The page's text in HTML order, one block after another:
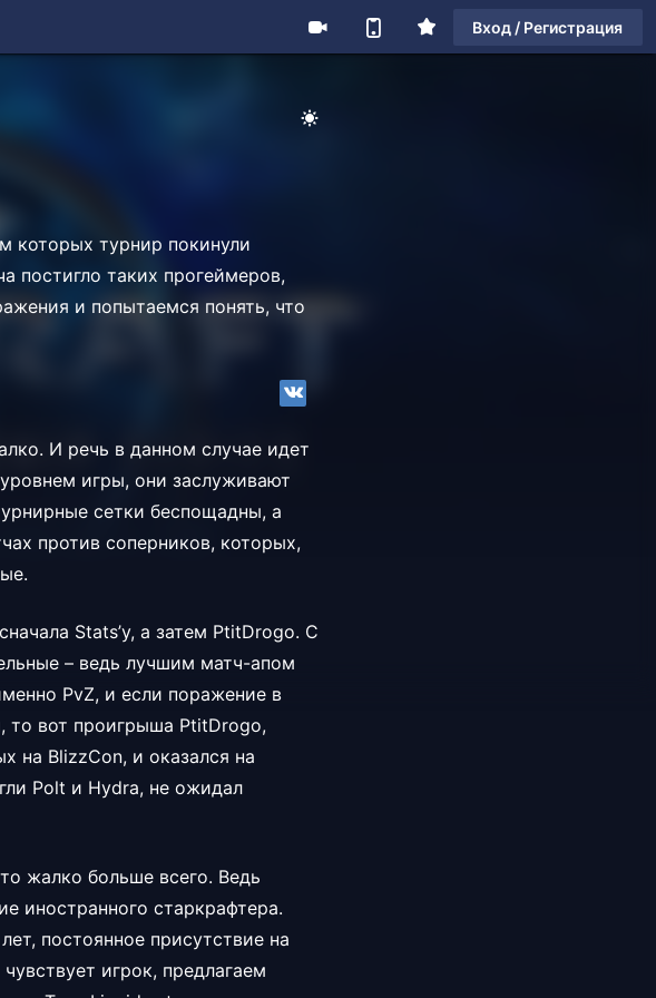
Вход / Регистрация
которых турнир покинули
постигло таких прогеймеров,
и попытаемся понять, что
И речь в данном случае идет
игры, они заслуживают
сетки беспощадны, а
против соперников, которых,
Stats’у, а затем PtitDrogo. С
– ведь лучшим матч-апом
PvZ, и если поражение в
то вот проигрыша PtitDrogo,
на BlizzCon, и оказался на
Polt и Hydra, не ожидал
жалко больше всего. Ведь
иностранного старкрафтера.
постоянное присутствие на
игрок, предлагаем